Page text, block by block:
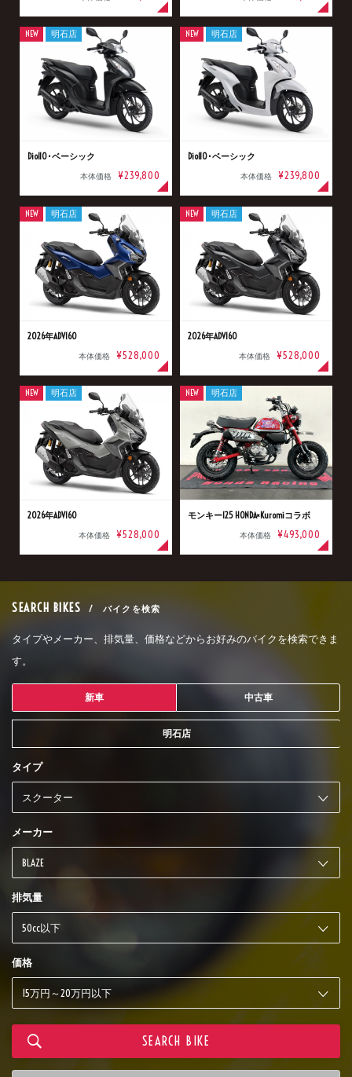
Dio110･ベーシック
本体価格 ¥239,800
NEW 明石店
Dio110･ベーシック
本体価格 ¥239,800
NEW 明石店
2026年ADV160
本体価格 ¥528,000
NEW 明石店
2026年ADV160
本体価格 ¥528,000
NEW 明石店
2026年ADV160
本体価格 ¥528,000
NEW 明石店
モンキー125 HONDA×Kuromiコラボ
本体価格 ¥493,000
NEW 明石店
SEARCH BIKES / バイクを検索
タイプやメーカー、排気量、価格などからお好みのバイクを検索できま
す。
新車 中古車
明石店
タイプ
メーカー
排気量
価格